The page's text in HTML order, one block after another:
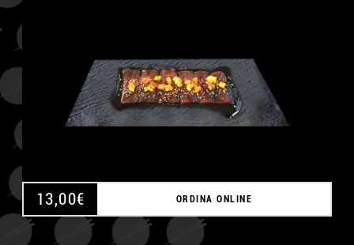
13,00€ ORDINA ONLINE